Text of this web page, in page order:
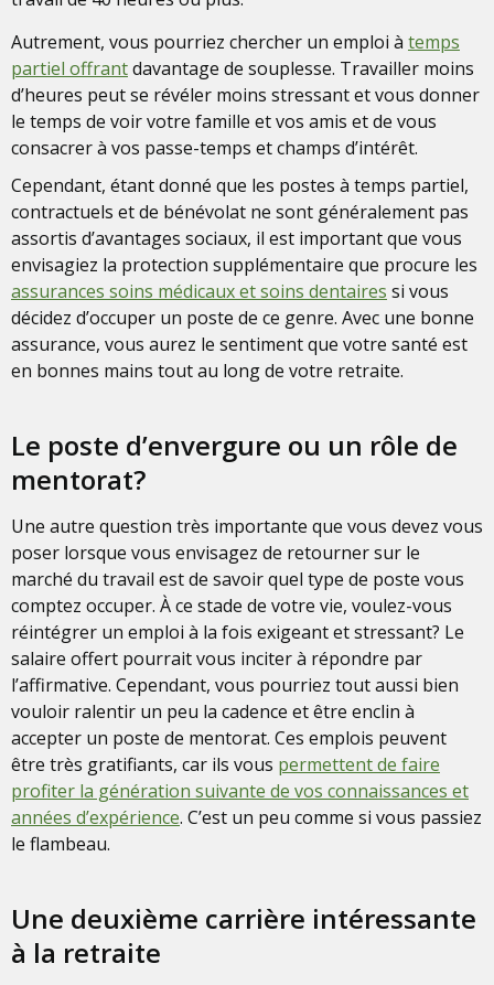
Autrement, vous pourriez chercher un emploi à temps
partiel offrantdavantage de souplesse. Travailler moins
d’heures peut se révéler moins stressant et vous donner
le temps de voir votre famille et vos amis et de vous
consacrer à vos passe-temps et champs d’intérêt.
Cependant, étant donné que les postes à temps partiel,
contractuels et de bénévolat ne sont généralement pas
assortis d’avantages sociaux, il est important que vous
envisagiez la protection supplémentaire que procure les
assurances soins médicaux et soins dentaires si vous
décidez d’occuper un poste de ce genre. Avec une bonne
assurance, vous aurez le sentiment que votre santé est
en bonnes mains tout au long de votre retraite.
Le poste d’envergure ou un rôle de
mentorat?
Une autre question très importante que vous devez vous
poser lorsque vous envisagez de retourner sur le
marché du travail est de savoir quel type de poste vous
comptez occuper. À ce stade de votre vie, voulez-vous
réintégrer un emploi à la fois exigeant et stressant? Le
salaire offert pourrait vous inciter à répondre par
l’affirmative. Cependant, vous pourriez tout aussi bien
vouloir ralentir un peu la cadence et être enclin à
accepter un poste de mentorat. Ces emplois peuvent
être très gratifiants, car ils vous permettent de faire
profiter la génération suivante de vos connaissances et
années d’expérience. C’est un peu comme si vous passiez
le flambeau.
Une deuxième carrière intéressante
à la retraite